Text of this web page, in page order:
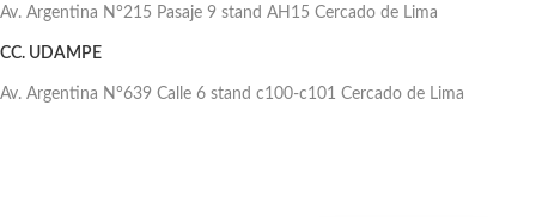
Av. Argentina N°215 Pasaje 9 stand AH15 Cercado de Lima
CC. UDAMPE
Av. Argentina N°639 Calle 6 stand c100-c101 Cercado de Lima